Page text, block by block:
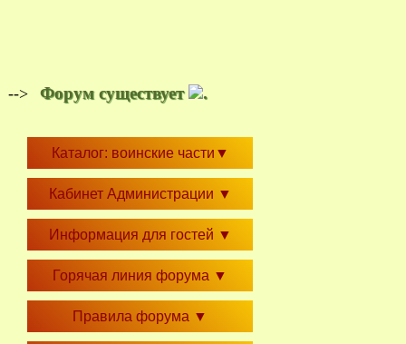
--> Форум существует .
Каталог: воинские части ▼
Кабинет Администрации ▼
Информация для гостей ▼
Горячая линия форума ▼
Правила форума ▼